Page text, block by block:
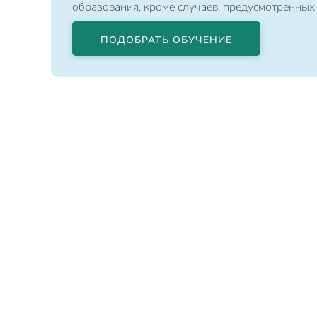
образования, кроме случаев,
ПОДОБРАТЬ ОБУЧЕНИЕ